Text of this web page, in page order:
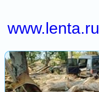
www.lenta.ru